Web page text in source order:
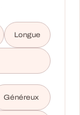
Longue
Généreux